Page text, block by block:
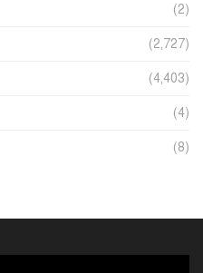
(2)
(2,727)
(4,403)
(4)
(8)